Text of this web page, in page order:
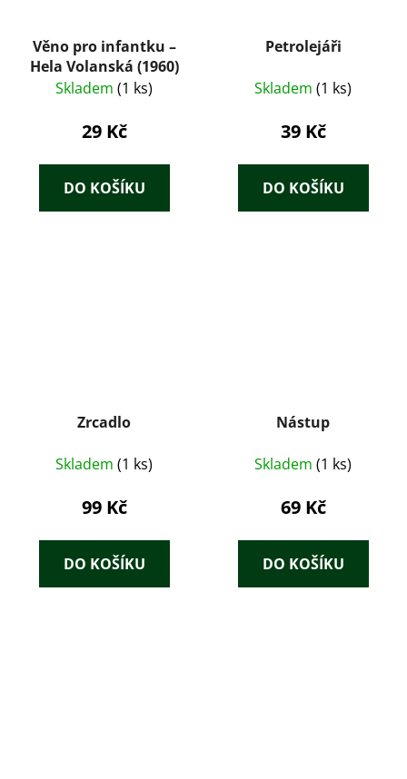
Věno pro infantku –
Hela Volanská (1960)
Skladem (1 ks)
29 Kč
DO KOŠÍKU
Petrolejáři
Skladem (1 ks)
39 Kč
DO KOŠÍKU
Zrcadlo
Skladem (1 ks)
99 Kč
DO KOŠÍKU
Nástup
Skladem (1 ks)
69 Kč
DO KOŠÍKU